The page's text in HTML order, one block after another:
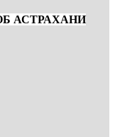
АСТРАХАНИ